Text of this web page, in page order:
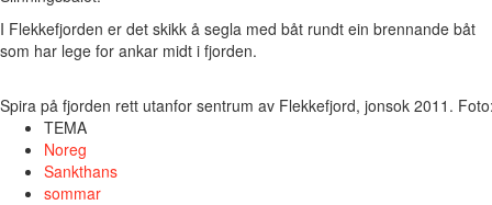
I Flekkefjorden er det skikk å segla med båt rundt ein brennande båt
som har lege for ankar midt i fjorden.
Spira på fjorden rett utanfor sentrum av Flekkefjord, jonsok 2011.
TEMA
Noreg
Sankthans
sommar